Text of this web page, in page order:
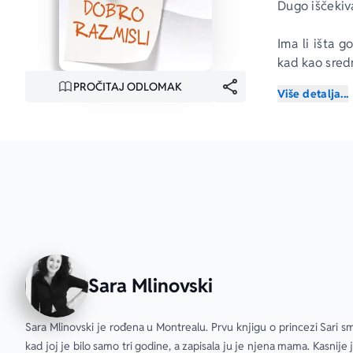
PROČITAJ ODLOMAK
Dugo
Ima li išta
kad kao
Bili smo
Pokušali
nisu svi
smo
Sada smo
uključuju i
Kad jedan
nešto da
spasti moći
Više detalja...
Sara Mlinovski
Sara Mlinovski je rođena u Montrealu. Prvu knjigu o princezi Sari
kad joj je bilo samo tri godine, a zapisala ju je njena mama. Kasnije